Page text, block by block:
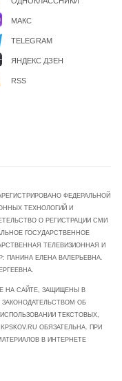
МАКС
TELEGRAM
ЯНДЕКС ДЗЕН
RSS
ФЕДЕРАЛЬНОЙ
ТЕХНОЛОГИЙ И
О РЕГИСТРАЦИИ СМИ
ГОСУДАРСТВЕННОЕ
ТЕЛЕВИЗИОННАЯ И
ПАНИНА ЕЛЕНА ВАЛЕРЬЕВНА.
НА САЙТЕ, ЗАЩИЩЕНЫ В
ОБ
ТЕКСТОВЫХ,
ОБЯЗАТЕЛЬНА. ПРИ
В ИНТЕРНЕТЕ